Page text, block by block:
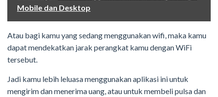
Mobile dan Desktop
Atau bagi kamu yang sedang menggunakan wifi, maka kamu
dapat mendekatkan jarak perangkat kamu dengan WiFi
tersebut.
Jadi kamu lebih leluasa menggunakan aplikasi ini untuk
mengirim dan menerima uang, atau untuk membeli pulsa dan